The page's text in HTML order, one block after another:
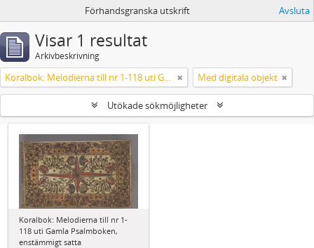
Förhandsgranska utskrift Avsluta
Visar 1 resultat
Arkivbeskrivning
Koralbok: Melodierna till nr 1-118 uti Gamla Psalmboken, enstämmigt satta Med digitala objekt
Utökade sökmöjligheter
Koralbok: Melodierna till nr 1-
118 uti Gamla Psalmboken,
enstämmigt satta